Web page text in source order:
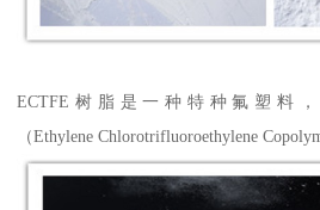
ECTFE树脂是一种特种氟塑料
（Ethylene Chlorotrifluoroethylene